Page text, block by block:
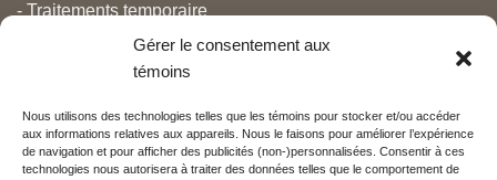
Gérer le consentement aux
témoins
Nous utilisons des technologies telles que les témoins pour stocker et/ou accéder
aux informations relatives aux appareils. Nous le faisons pour améliorer l’expérience
de navigation et pour afficher des publicités (non-)personnalisées. Consentir à ces
technologies nous autorisera à traiter des données telles que le comportement de
- Traitements temporaire
- Grossesse et nouveau-né
- Anti-âge et beauté